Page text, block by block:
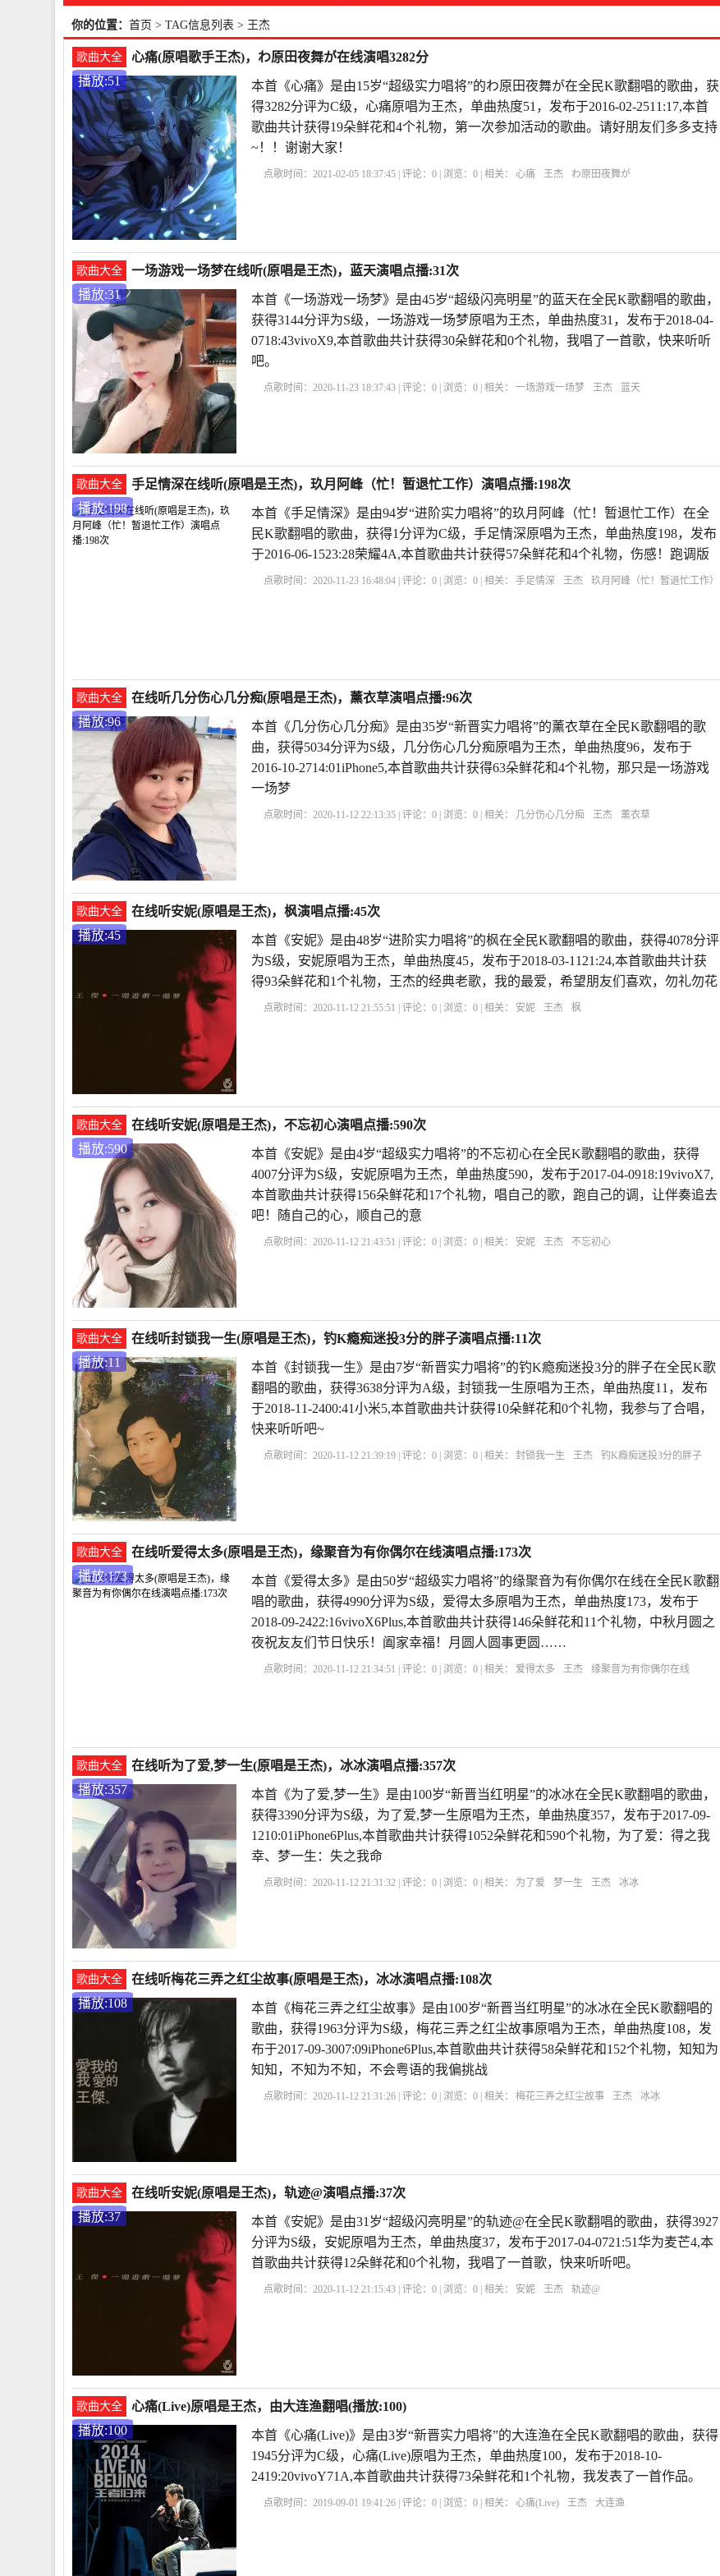
你的位置： 首页 > TAG信息列表 > 王杰
歌曲大全
心痛(原唱歌手王杰)，わ原田夜舞が在线演唱3282分
播放:51
本首《心痛》是由15岁“超级实力唱将”的わ原田夜舞が在全民K歌翻唱的歌曲，获
得3282分评为C级，心痛原唱为王杰，单曲热度51，发布于2016-02-2511:17,本首
歌曲共计获得19朵鲜花和4个礼物，第一次参加活动的歌曲。请好朋友们多多支持
~！！谢谢大家！
点歌时间：2021-02-05 18:37:45 | 评论：0 | 浏览：0 | 相关： 心痛 王杰 わ原田夜舞が
歌曲大全
一场游戏一场梦在线听(原唱是王杰)，蓝天演唱点播:31次
播放:31
本首《一场游戏一场梦》是由45岁“超级闪亮明星”的蓝天在全民K歌翻唱的歌曲，
获得3144分评为S级，一场游戏一场梦原唱为王杰，单曲热度31，发布于2018-04-
0718:43vivoX9,本首歌曲共计获得30朵鲜花和0个礼物，我唱了一首歌，快来听听
吧。
点歌时间：2020-11-23 18:37:43 | 评论：0 | 浏览：0 | 相关： 一场游戏一场梦 王杰 蓝天
歌曲大全
手足情深在线听(原唱是王杰)，玖月阿峰（忙！暂退忙工作）演唱点播:198次
播放:198
本首《手足情深》是由94岁“进阶实力唱将”的玖月阿峰（忙！暂退忙工作）在全
民K歌翻唱的歌曲，获得1分评为C级，手足情深原唱为王杰，单曲热度198，发布
于2016-06-1523:28荣耀4A,本首歌曲共计获得57朵鲜花和4个礼物，伤感！跑调版
点歌时间：2020-11-23 16:48:04 | 评论：0 | 浏览：0 | 相关： 手足情深 王杰 玖月阿峰（忙！暂退忙工作）
歌曲大全
在线听几分伤心几分痴(原唱是王杰)，薰衣草演唱点播:96次
播放:96
本首《几分伤心几分痴》是由35岁“新晋实力唱将”的薰衣草在全民K歌翻唱的歌
曲，获得5034分评为S级，几分伤心几分痴原唱为王杰，单曲热度96，发布于
2016-10-2714:01iPhone5,本首歌曲共计获得63朵鲜花和4个礼物，那只是一场游戏
一场梦
点歌时间：2020-11-12 22:13:35 | 评论：0 | 浏览：0 | 相关： 几分伤心几分痴 王杰 薰衣草
歌曲大全
在线听安妮(原唱是王杰)，枫演唱点播:45次
播放:45
本首《安妮》是由48岁“进阶实力唱将”的枫在全民K歌翻唱的歌曲，获得4078分评
为S级，安妮原唱为王杰，单曲热度45，发布于2018-03-1121:24,本首歌曲共计获
得93朵鲜花和1个礼物，王杰的经典老歌，我的最爱，希望朋友们喜欢，勿礼勿花
点歌时间：2020-11-12 21:55:51 | 评论：0 | 浏览：0 | 相关： 安妮 王杰 枫
歌曲大全
在线听安妮(原唱是王杰)，不忘初心演唱点播:590次
播放:590
本首《安妮》是由4岁“超级实力唱将”的不忘初心在全民K歌翻唱的歌曲，获得
4007分评为S级，安妮原唱为王杰，单曲热度590，发布于2017-04-0918:19vivoX7,
本首歌曲共计获得156朵鲜花和17个礼物，唱自己的歌，跑自己的调，让伴奏追去
吧！随自己的心，顺自己的意
点歌时间：2020-11-12 21:43:51 | 评论：0 | 浏览：0 | 相关： 安妮 王杰 不忘初心
歌曲大全
在线听封锁我一生(原唱是王杰)，钓K瘾痴迷投3分的胖子演唱点播:11次
播放:11
本首《封锁我一生》是由7岁“新晋实力唱将”的钓K瘾痴迷投3分的胖子在全民K歌
翻唱的歌曲，获得3638分评为A级，封锁我一生原唱为王杰，单曲热度11，发布
于2018-11-2400:41小米5,本首歌曲共计获得10朵鲜花和0个礼物，我参与了合唱，
快来听听吧~
点歌时间：2020-11-12 21:39:19 | 评论：0 | 浏览：0 | 相关： 封锁我一生 王杰 钓K瘾痴迷投3分的胖子
歌曲大全
在线听爱得太多(原唱是王杰)，缘聚音为有你偶尔在线演唱点播:173次
播放:173
本首《爱得太多》是由50岁“超级实力唱将”的缘聚音为有你偶尔在线在全民K歌翻
唱的歌曲，获得4990分评为S级，爱得太多原唱为王杰，单曲热度173，发布于
2018-09-2422:16vivoX6Plus,本首歌曲共计获得146朵鲜花和11个礼物，中秋月圆之
夜祝友友们节日快乐！阖家幸福！月圆人圆事更圆……
点歌时间：2020-11-12 21:34:51 | 评论：0 | 浏览：0 | 相关： 爱得太多 王杰 缘聚音为有你偶尔在线
歌曲大全
在线听为了爱,梦一生(原唱是王杰)，冰冰演唱点播:357次
播放:357
本首《为了爱,梦一生》是由100岁“新晋当红明星”的冰冰在全民K歌翻唱的歌曲，
获得3390分评为S级，为了爱,梦一生原唱为王杰，单曲热度357，发布于2017-09-
1210:01iPhone6Plus,本首歌曲共计获得1052朵鲜花和590个礼物，为了爱：得之我
幸、梦一生：失之我命
点歌时间：2020-11-12 21:31:32 | 评论：0 | 浏览：0 | 相关： 为了爱 梦一生 王杰 冰冰
歌曲大全
在线听梅花三弄之红尘故事(原唱是王杰)，冰冰演唱点播:108次
播放:108
本首《梅花三弄之红尘故事》是由100岁“新晋当红明星”的冰冰在全民K歌翻唱的
歌曲，获得1963分评为S级，梅花三弄之红尘故事原唱为王杰，单曲热度108，发
布于2017-09-3007:09iPhone6Plus,本首歌曲共计获得58朵鲜花和152个礼物，知知为
知知，不知为不知，不会粤语的我偏挑战
点歌时间：2020-11-12 21:31:26 | 评论：0 | 浏览：0 | 相关： 梅花三弄之红尘故事 王杰 冰冰
歌曲大全
在线听安妮(原唱是王杰)，轨迹@演唱点播:37次
播放:37
本首《安妮》是由31岁“超级闪亮明星”的轨迹@在全民K歌翻唱的歌曲，获得3927
分评为S级，安妮原唱为王杰，单曲热度37，发布于2017-04-0721:51华为麦芒4,本
首歌曲共计获得12朵鲜花和0个礼物，我唱了一首歌，快来听听吧。
点歌时间：2020-11-12 21:15:43 | 评论：0 | 浏览：0 | 相关： 安妮 王杰 轨迹@
歌曲大全
心痛(Live)原唱是王杰，由大连渔翻唱(播放:100)
播放:100
本首《心痛(Live)》是由3岁“新晋实力唱将”的大连渔在全民K歌翻唱的歌曲，获得
1945分评为C级，心痛(Live)原唱为王杰，单曲热度100，发布于2018-10-
2419:20vivoY71A,本首歌曲共计获得73朵鲜花和1个礼物，我发表了一首作品。
点歌时间：2019-09-01 19:41:26 | 评论：0 | 浏览：0 | 相关： 心痛(Live) 王杰 大连渔